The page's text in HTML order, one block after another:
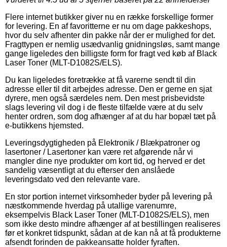
Flere internet butikker giver nu en række forskellige former
for levering. En af favoritterne er nu om dage pakkeshops,
hvor du selv afhenter din pakke når der er mulighed for det.
Fragttypen er nemlig usædvanlig gnidningsløs, samt mange
gange ligeledes den billigste form for fragt ved køb af Black
Laser Toner (MLT-D1082S/ELS).
Du kan ligeledes foretrække at få varerne sendt til din
adresse eller til dit arbejdes adresse. Den er gerne en sjat
dyrere, men også særdeles nem. Den mest prisbevidste
slags levering vil dog i de fleste tilfælde være at du selv
henter ordren, som dog afhænger af at du har bopæl tæt på
e-butikkens hjemsted.
Leveringsdygtigheden på Elektronik / Blækpatroner og
lasertoner / Lasertoner kan være ret afgørende når vi
mangler dine nye produkter om kort tid, og herved er det
sandelig væsentligt at du efterser den anslåede
leveringsdato ved den relevante vare.
En stor portion internet virksomheder byder på levering på
næstkommende hverdag på utallige varenumre,
eksempelvis Black Laser Toner (MLT-D1082S/ELS), men
som ikke desto mindre afhænger af at bestillingen realiseres
før et konkret tidspunkt, sådan at de kan nå at få produkterne
afsendt forinden de pakkeansatte holder fyraften.